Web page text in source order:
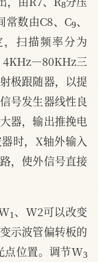
常数由C8、C9、
扫描频率分为
三
极跟随器，以提
号发生器线性良
器，输出推挽电
时，X轴外输入
，使外信号直接
、W2可以改变
示波管偏转板的
点位置。调节W3